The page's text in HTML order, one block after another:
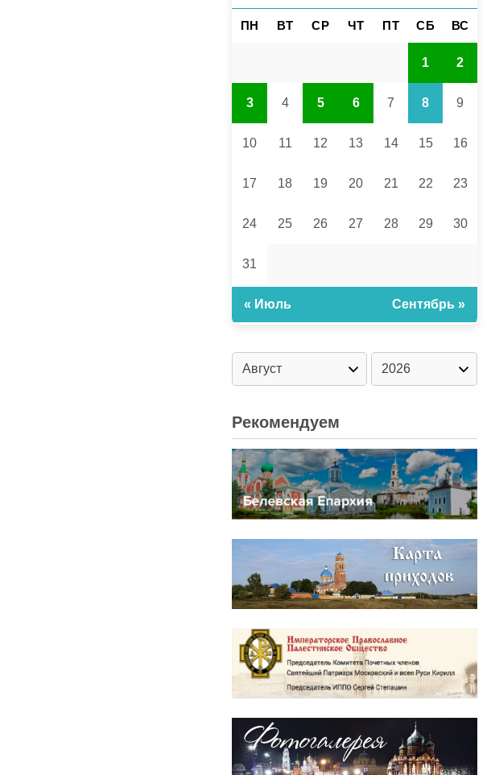
ПН ВТ СР ЧТ ПТ СБ ВС
1 2
3 4 5 6 7 8 9
10 11 12 13 14 15 16
17 18 19 20 21 22 23
24 25 26 27 28 29 30
31
« Июль Сентябрь »
Рекомендуем